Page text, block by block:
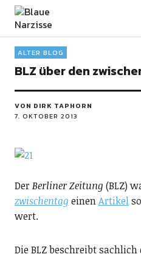
Blaue Narzisse
ALTER BLOG
BLZ über den
VON DIRK TAPHORN
7. OKTOBER 2013
DerBerliner Zeitung (BLZ)
zwischentag einenArtikel
wert.
Die BLZ beschreibt